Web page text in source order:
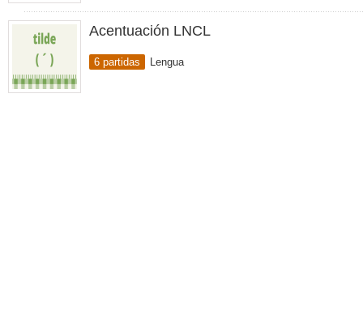
Acentuación LNCL
6 partidas Lengua